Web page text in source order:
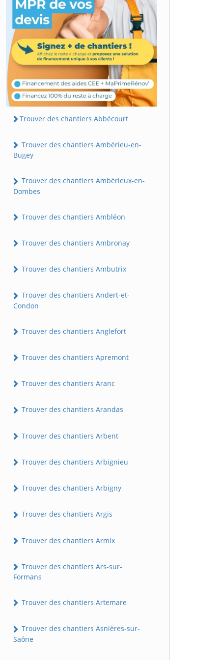
Trouver des chantiers Abbécourt
Trouver des chantiers Ambérieu-en-
Bugey
Trouver des chantiers Ambérieux-en-
Dombes
Trouver des chantiers Ambléon
Trouver des chantiers Ambronay
Trouver des chantiers Ambutrix
Trouver des chantiers Andert-et-
Condon
Trouver des chantiers Anglefort
Trouver des chantiers Apremont
Trouver des chantiers Aranc
Trouver des chantiers Arandas
Trouver des chantiers Arbent
Trouver des chantiers Arbignieu
Trouver des chantiers Arbigny
Trouver des chantiers Argis
Trouver des chantiers Armix
Trouver des chantiers Ars-sur-
Formans
Trouver des chantiers Artemare
Trouver des chantiers Asnières-sur-
Saône